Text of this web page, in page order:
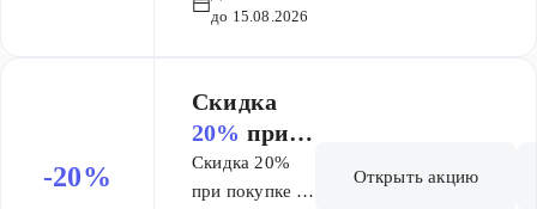
Рош-Позе
Ля Рош-Позе
до 15.08.2026
-20%
Скидка
20% при
покупке 2-
х
Скидка 20%
при покупке 2-
Открыть акцию